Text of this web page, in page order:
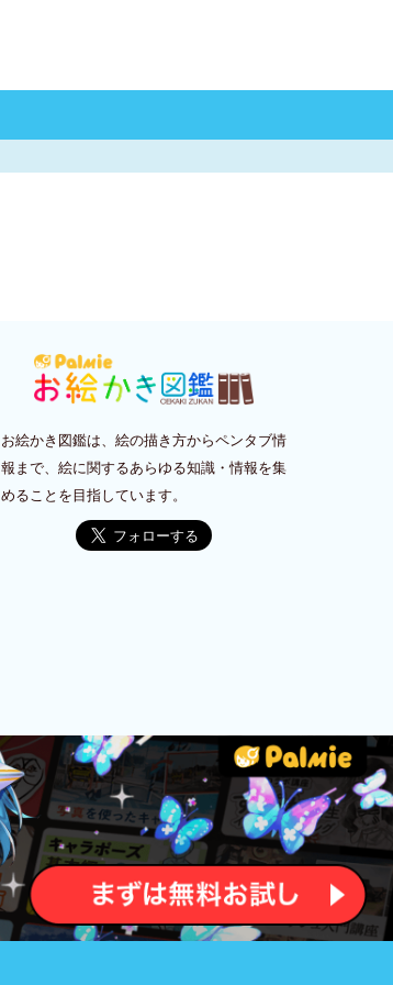
お絵かき図鑑は、絵の描き方からペンタブ情
報まで、絵に関するあらゆる知識・情報を集
めることを目指しています。